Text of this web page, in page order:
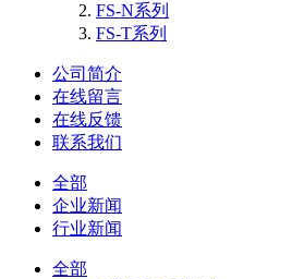
FS-N系列
FS-T系列
公司简介
在线留言
在线反馈
联系我们
全部
企业新闻
行业新闻
全部